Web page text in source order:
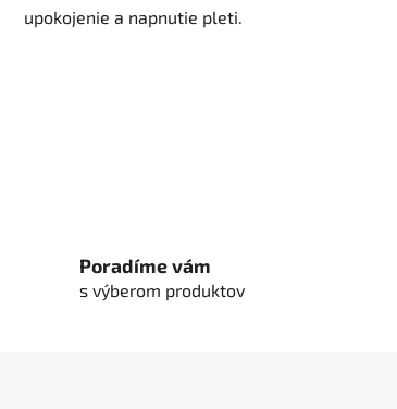
upokojenie a napnutie pleti.
Poradíme vám
s výberom produktov